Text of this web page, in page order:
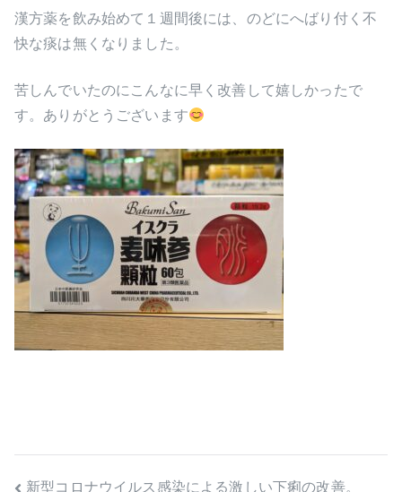
漢方薬を飲み始めて１週間後には、のどにへばり付く不
快な痰は無くなりました。
苦しんでいたのにこんなに早く改善して嬉しかったで
す。ありがとうございます
新型コロナウイルス感染による激しい下痢の改善。